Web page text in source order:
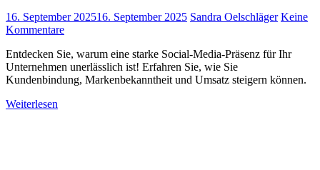
16. September 202516. September 2025 Sandra Oelschläger Keine
Kommentare
Entdecken Sie, warum eine starke Social-Media-Präsenz für Ihr
Unternehmen unerlässlich ist! Erfahren Sie, wie Sie
Kundenbindung, Markenbekanntheit und Umsatz steigern können.
Weiterlesen